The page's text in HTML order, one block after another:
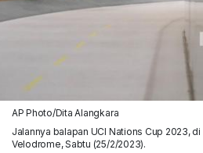
AP Photo/Dita Alangkara
Jalannya balapan UCI Nations Cup 2023,
Velodrome, Sabtu (25/2/2023).